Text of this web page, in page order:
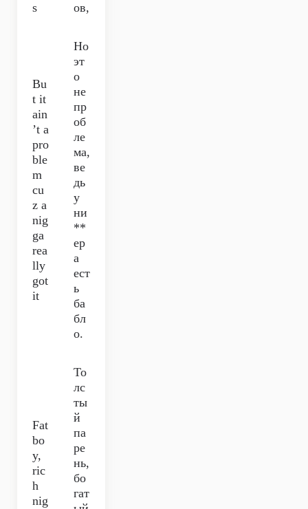
s
ов,
Bu
t it
ain
’t a
pro
ble
m
cu
z a
nig
ga
rea
lly
got
it
Но
эт
о
не
пр
об
ле
ма,
ве
дь
у
ни
**
ер
а
ест
ь
ба
бл
о.
Fat
bo
y,
ric
h
nig
То
лс
ты
й
па
ре
нь,
бо
гат